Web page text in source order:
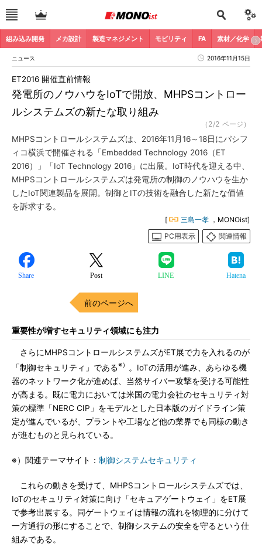
組み込み開発 メカ設計 製造マネジメント モビリティ FA 素材／化学
ニュース 2016年11月15日
発電所のノウハウをIoTで開放、MHPSコントロー
ルシステムズの新たな取り組み
ET2016 開催直前情報
（2/2 ページ）
MHPSコントロールシステムズは、2016年11月16～18日にパシフ
ィコ横浜で開催される「Embedded Technology 2016（ET
2016）」「IoT Technology 2016」に出展。IoT時代を迎える中、
MHPSコントロールシステムズは発電所の制御のノウハウを生か
したIoT関連製品を展開。制御とITの技術を融合した新たな価値
を訴求する。
[ 三島一孝 ，MONOist]
PC用表示
関連情報
Share Post LINE Hatena
前のページへ
重要性が増すセキュリティ領域にも注力
さらにMHPSコントロールシステムズがET展で力を入れるのが
「制御セキュリティ」である※）
。IoTの活用が進み、あらゆる機
器のネットワーク化が進めば、当然サイバー攻撃を受ける可能性
が高まる。既に電力においては米国の電力会社のセキュリティ対
策の標準「NERC CIP」をモデルとした日本版のガイドライン策
定が進んでいるが、プラントや工場など他の業界でも同様の動き
が進むものと見られている。
※）関連テーマサイト： 制御システムセキュリティ
これらの動きを受けて、MHPSコントロールシステムズでは、
IoTのセキュリティ対策に向け「セキュアゲートウェイ」をET展
で参考出展する。同ゲートウェイは情報の流れを物理的に分けて
一方通行の形にすることで、制御システムの安全を守るという仕
組みである。